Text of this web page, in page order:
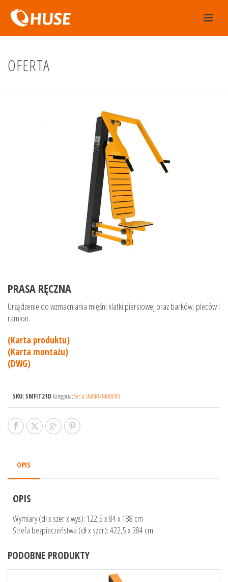
OFERTA
PRASA RĘCZNA
Urządzenie do wzmacniania mięśni klatki piersiowej oraz barków, pleców i
ramion.
(Karta produktu)
(Karta montażu)
(DWG)
SKU: SMFIT21DKategoria:Seria SMART/MODERN
OPIS
OPIS
Wymiary (dł x szer x wys): 122,5 x 84 x 188 cm
Strefa bezpieczeństwa (dł x szer): 422,5 x 384 cm
PODOBNE PRODUKTY